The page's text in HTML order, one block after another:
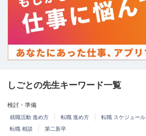
しごとの先生キーワード一覧
検討・準備
就職活動 進め方 転職 進め方 転職 スケジュール
転職 相談
第二新卒